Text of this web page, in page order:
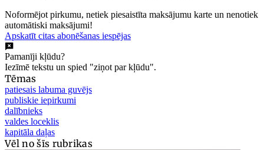
Noformējot pirkumu, netiek piesaistīta maksājumu karte un nenotiek
automātiski maksājumi!
Apskatīt citas abonēšanas iespējas
Pamanīji kļūdu?
Iezīmē tekstu un spied "ziņot par kļūdu".
Tēmas
patiesais labuma guvējs
publiskie iepirkumi
dalībnieks
valdes loceklis
kapitāla daļas
Vēl no šīs rubrikas